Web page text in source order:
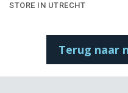
STORE IN UTRECHT
Terug naar